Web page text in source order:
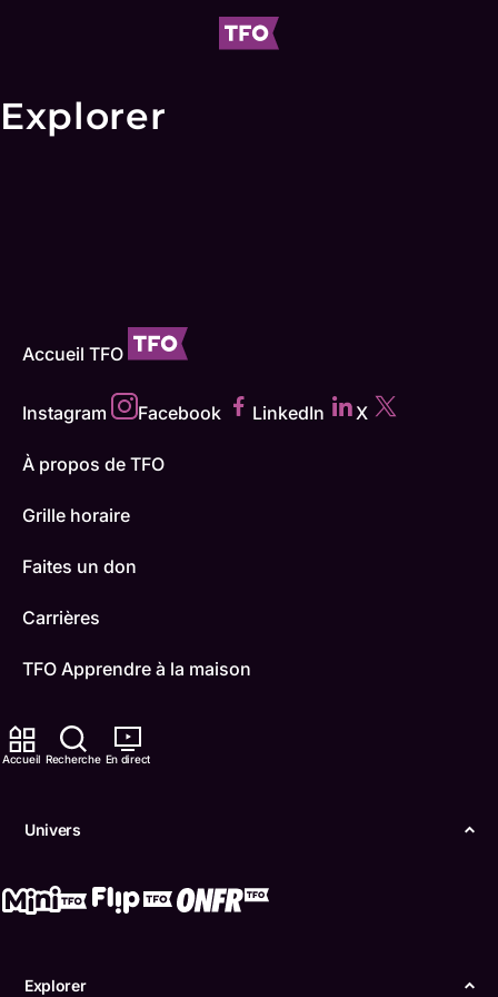
Accueil Recherche En direct
Univers
Explorer
Explorer
Accueil TFO
Instagram Facebook LinkedIn X
À propos de TFO
Grille horaire
Faites un don
Carrières
TFO Apprendre à la maison
Comment nous capter
ONFR
Conditions d'utilisation